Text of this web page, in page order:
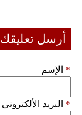
أرسل تعليقك
الإسم *
البريد الألكتروني *